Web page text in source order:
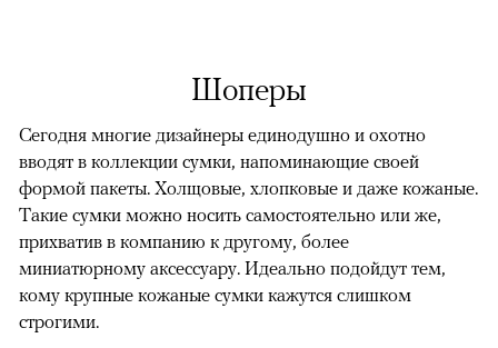
Шоперы
Сегодня многие дизайнеры единодушно и охотно
вводят в коллекции сумки, напоминающие своей
формой пакеты. Холщовые, хлопковые и даже кожаные.
Такие сумки можно носить самостоятельно или же,
прихватив в компанию к другому, более
миниатюрному аксессуару. Идеально подойдут тем,
кому крупные кожаные сумки кажутся слишком
строгими.